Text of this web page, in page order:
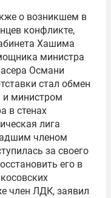
о возникшем в
конфликте,
Хашима
министра
Османи
стал обмен
министром
в стенах
лига
членом
за своего
его в
член ЛДК, заявил